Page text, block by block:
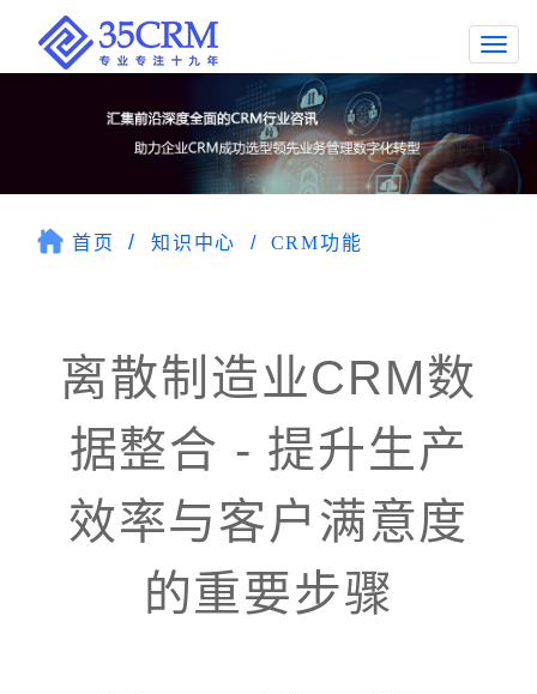
首页 知识中心 CRM功能
离散制造业CRM数
据整合 - 提升生产
效率与客户满意度
的重要步骤